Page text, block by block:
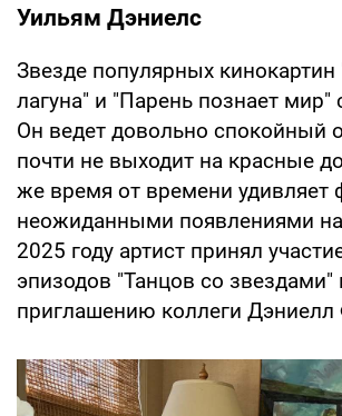
Уильям Дэниелс
Звезде популярных кинокартин
лагуна" и "Парень познает мир"
Он ведет довольно спокойный
почти не выходит на красные
же время от времени удивляет
неожиданными появлениями
2025 году артист принял
эпизодов "Танцов со звездами"
приглашению коллеги